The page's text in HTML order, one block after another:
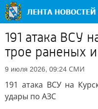
191 атака ВСУ
трое раненых
9 июля 2026, 09:24 СМИ
191 атака ВСУ на
удары по АЗС